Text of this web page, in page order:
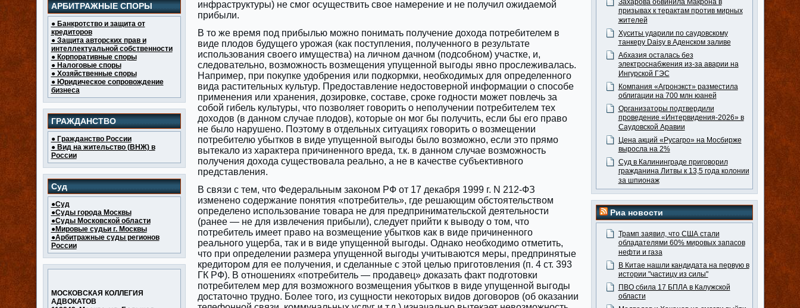
АРБИТРАЖНЫЕ СПОРЫ
● Банкротство и защита от
кредиторов
● Защита авторских прав и
интеллектуальной собственности
● Корпоративные споры
● Налоговые споры
● Хозяйственные споры
● Юридическое сопровождение
бизнеса
ГРАЖДАНСТВО
● Гражданство России
● Вид на жительство (ВНЖ) в
России
Суд
●Суд
●Суды города Москвы
●Суды Московской области
●Мировые судьи г. Москвы
●Арбитражные суды регионов
России
МОСКОВСКАЯ КОЛЛЕГИЯ
АДВОКАТОВ
инфраструктуры) не смог осуществить свое намерение и не получил ожидаемой
прибыли.
В то же время под прибылью можно понимать получение дохода потребителем в
виде плодов будущего урожая (как поступления, полученного в результате
использования своего имущества) на личном дачном (подсобном) участке, и,
следовательно, возможность возмещения упущенной выгоды явно прослеживалась.
Например, при покупке удобрения или подкормки, необходимых для определенного
вида растительных культур. Предоставление недостоверной информации о способе
применения или хранения, дозировке, составе, сроке годности может повлечь за
собой гибель культуры, что позволяет говорить о неполучении потребителем тех
доходов (в данном случае плодов), которые он мог бы получить, если бы его право
не было нарушено. Поэтому в отдельных ситуациях говорить о возмещении
потребителю убытков в виде упущенной выгоды было возможно, если это прямо
вытекало из характера причиненного вреда, т.к. в данном случае возможность
получения дохода существовала реально, а не в качестве субъективного
представления.
В связи с тем, что Федеральным законом РФ от 17 декабря 1999 г. N 212-ФЗ
изменено содержание понятия «потребитель», где решающим обстоятельством
определено использование товара не для предпринимательской деятельности
(ранее — не для извлечения прибыли), следует прийти к выводу о том, что
потребитель имеет право на возмещение убытков как в виде причиненного
реального ущерба, так и в виде упущенной выгоды. Однако необходимо отметить,
что при определении размера упущенной выгоды учитываются меры, предпринятые
кредитором для ее получения, и сделанные с этой целью приготовления (п. 4 ст. 393
ГК РФ). В отношениях «потребитель — продавец» доказать факт подготовки
потребителем мер для возможного возмещения убытков в виде упущенной выгоды
достаточно трудно. Более того, из сущности некоторых видов договоров (об оказании
Захарова обвинила Макрона в
призывах к терактам против мирных
жителей
Хуситы ударили по саудовскому
танкеру Daisy в Аденском заливе
Абхазия осталась без
электроснабжения из-за аварии на
Ингурской ГЭС
Компания «Агронэкст» разместила
облигации на 700 млн юаней
Организаторы подтвердили
проведение «Интервидения-2026» в
Саудовской Аравии
Цена акций «Русагро» на Мосбирже
выросла на 2%
Суд в Калининграде приговорил
гражданина Литвы к 13,5 года колонии
за шпионаж
Риа новости
Трамп заявил, что США стали
обладателями 60% мировых запасов
нефти и газа
В Китае нашли кандидата на первую в
истории "частицу из силы"
ПВО сбила 17 БПЛА в Калужской
области